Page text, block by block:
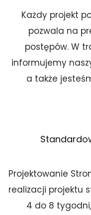
Każdy projekt
pozwala na
postępów. W
informujemy
a także
Projektowanie
realizacji projektu
4 do 8